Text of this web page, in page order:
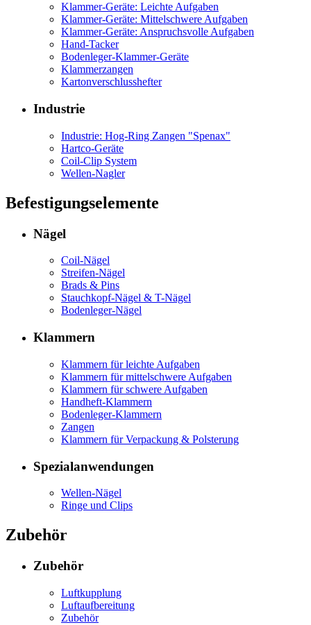
Klammer-Geräte: Leichte Aufgaben
Klammer-Geräte: Mittelschwere Aufgaben
Klammer-Geräte: Anspruchsvolle Aufgaben
Hand-Tacker
Bodenleger-Klammer-Geräte
Klammerzangen
Kartonverschlusshefter
Industrie
Industrie: Hog-Ring Zangen "Spenax"
Hartco-Geräte
Coil-Clip System
Wellen-Nagler
Befestigungselemente
Nägel
Coil-Nägel
Streifen-Nägel
Brads & Pins
Stauchkopf-Nägel & T-Nägel
Bodenleger-Nägel
Klammern
Klammern für leichte Aufgaben
Klammern für mittelschwere Aufgaben
Klammern für schwere Aufgaben
Handheft-Klammern
Bodenleger-Klammern
Zangen
Klammern für Verpackung & Polsterung
Spezialanwendungen
Wellen-Nägel
Ringe und Clips
Zubehör
Zubehör
Luftkupplung
Luftaufbereitung
Zubehör